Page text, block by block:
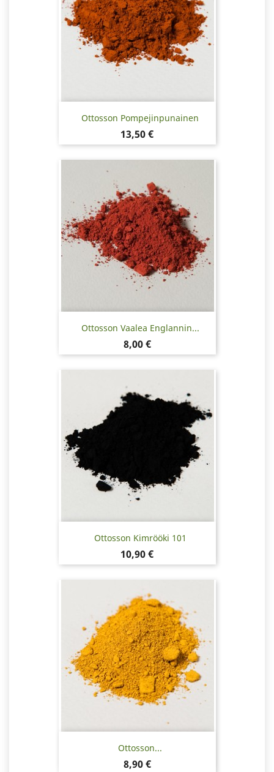
Ottosson Pompejinpunainen
Hinta
13,50 €
Ottosson Vaalea Englannin...
Hinta
8,00 €
Ottosson Kimrööki 101
Hinta
10,90 €
Ottosson...
Hinta
8,90 €